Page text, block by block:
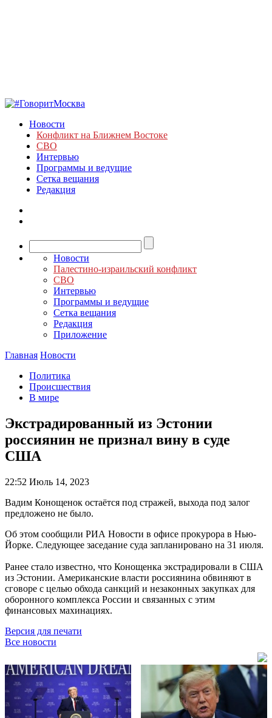
Новости
Конфликт на Ближнем Востоке
СВО
Интервью
Программы и ведущие
Сетка вещания
Редакция
Новости
Палестино-израильский конфликт
СВО
Интервью
Программы и ведущие
Сетка вещания
Редакция
Приложение
Главная Новости
Политика
Происшествия
В мире
Экстрадированный из Эстонии
россиянин не признал вину в суде
США
22:52 Июль 14, 2023
Вадим Конощенок остаётся под стражей, выхода под залог
предложено не было.
Об этом сообщили РИА Новости в офисе прокурора в Нью-
Йорке. Следующее заседание суда запланировано на 31 июля.
Ранее стало известно, что Конощенка экстрадировали в США
из Эстонии. Американские власти россиянина обвиняют в
сговоре с целью обхода санкций и незаконных закупках для
оборонного комплекса России и связанных с этим
финансовых махинациях.
Версия для печати
Все новости